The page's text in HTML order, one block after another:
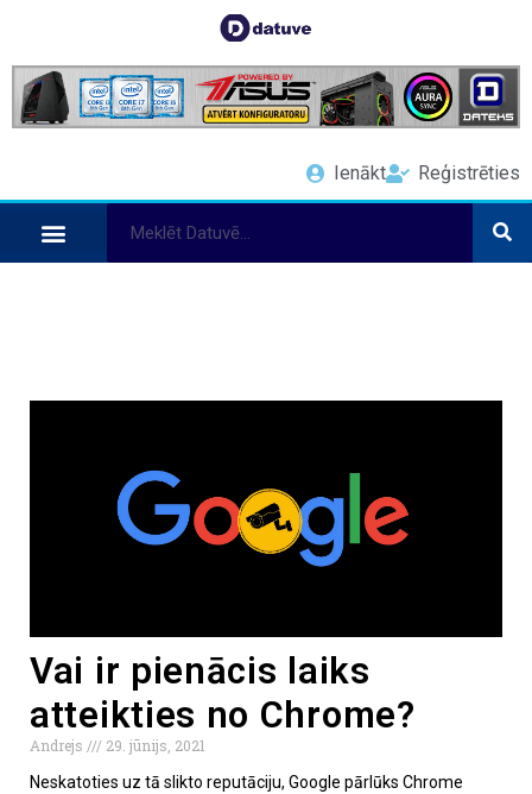
Ienākt Reģistrēties
Vai ir pienācis laiks
atteikties no Chrome?
Andrejs
29. jūnijs, 2021
Neskatoties uz tā slikto reputāciju, Google pārlūks Chrome